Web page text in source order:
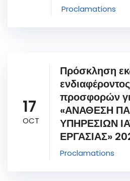
Proclamations
17
OCT
Πρόσκληση
προσφορών
«ΑΝΑΘΕΣΗ
ΥΠΗΡΕΣΙΩΝ
ΕΡΓΑΣΙΑΣ»
Proclamations